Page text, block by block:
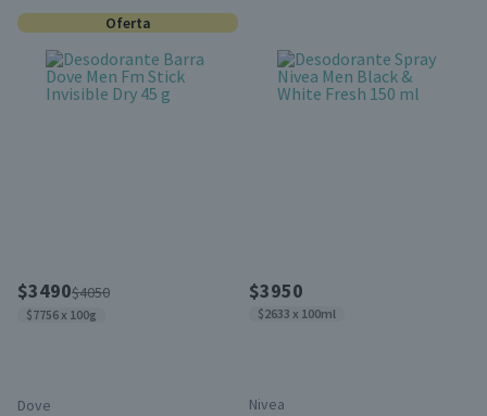
Oferta
$3490$4050
$7756 x 100g
Dove
$3950
$2633 x 100ml
Nivea